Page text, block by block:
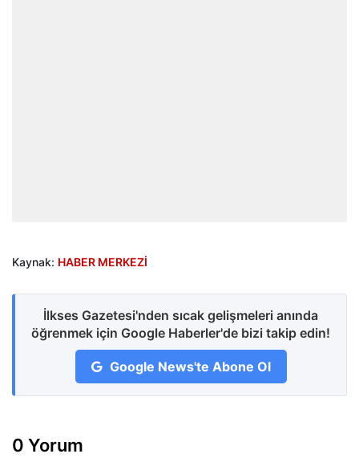
Kaynak: HABER MERKEZİ
İlkses Gazetesi'nden sıcak gelişmeleri anında
öğrenmek için Google Haberler'de bizi takip edin!
Google News'te Abone Ol
0 Yorum